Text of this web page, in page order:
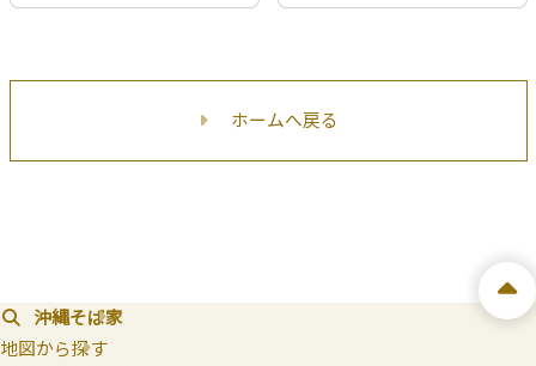
ホームへ戻る
沖縄そば家
地図から探す